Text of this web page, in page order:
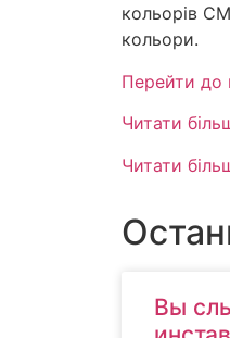
кольорів
кольори.
Перейти до
Читати
Читати
Вы